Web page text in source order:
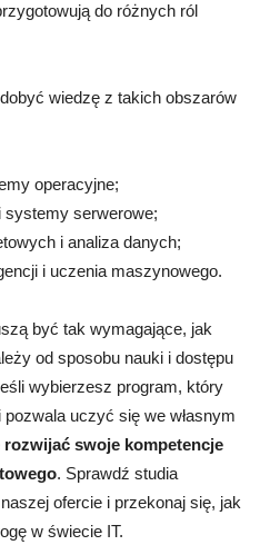
do różnych ról
wiedzę z takich obszarów
operacyjne;
systemy serwerowe;
i analiza danych;
i uczenia maszynowego.
być tak wymagające, jak
od sposobu nauki i dostępu
wybierzesz program, który
uczyć się we własnym
swoje kompetencje
. Sprawdź studia
ofercie i przekonaj się, jak
w świecie IT.